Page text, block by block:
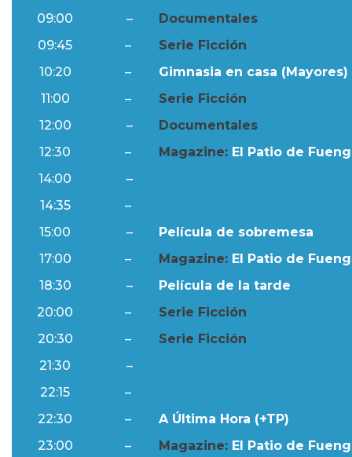
09:00
–
Documentales
09:45
–
Serie Ficción
10:20
–
Gimnasia en casa (Mayores)
11:00
–
Serie Ficción
12:00
–
Documentales
12:30
– Magazine: El Patio de
14:00
–
14:35
–
15:00
–
Película de sobremesa
17:00
– Magazine: El Patio de
18:30
–
Película de la tarde
20:00
–
Serie Ficción
20:30
–
Serie Ficción
21:30
–
22:15
–
22:30
–
A Última Hora (+TP)
23:00
– Magazine: El Patio de